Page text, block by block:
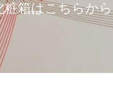
粧箱はこちらから